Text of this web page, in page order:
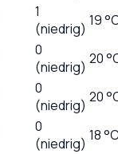
1
(niedrig) 19
0
(niedrig) 20
0
(niedrig) 20
0
(niedrig) 18